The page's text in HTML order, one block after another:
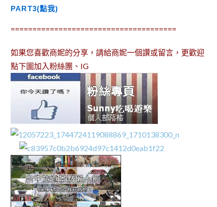
PART3(點我)
======================================
如果您喜歡商妮的分享，請給商妮一個讚或留言，更歡迎
點下圖加入粉絲團、IG